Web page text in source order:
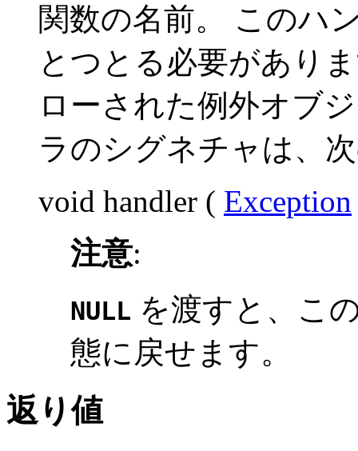
関数の名前。 このハ
とつとる必要があり
ローされた例外オブ
ラのシグネチャは、
void handler ( Exception
注意:
NULL を渡すと、こ
態に戻せます。
返り値